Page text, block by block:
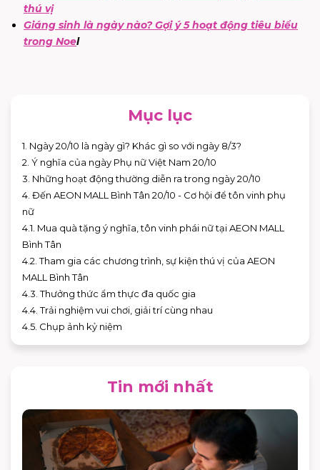
thú vị
Giáng sinh là ngày nào? Gợi ý 5 hoạt động tiêu biểu
trong Noel
Mục lục
1. Ngày 20/10 là ngày gì? Khác gì so với ngày 8/3?
2. Ý nghĩa của ngày Phụ nữ Việt Nam 20/10
3. Những hoạt động thường diễn ra trong ngày 20/10
4. Đến AEON MALL Bình Tân 20/10 - Cơ hội để tôn vinh phụ
nữ
4.1. Mua quà tặng ý nghĩa, tôn vinh phái nữ tại AEON MALL
Bình Tân
4.2. Tham gia các chương trình, sự kiện thú vị của AEON
MALL Bình Tân
4.3. Thưởng thức ẩm thực đa quốc gia
4.4. Trải nghiệm vui chơi, giải trí cùng nhau
4.5. Chụp ảnh kỷ niệm
Tin mới nhất